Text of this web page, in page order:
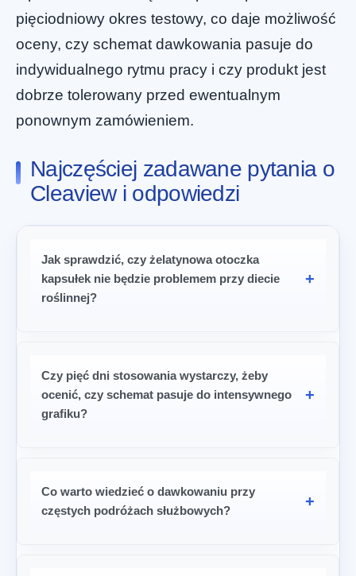
pięciodniowy okres testowy, co daje możliwość
oceny, czy schemat dawkowania pasuje do
indywidualnego rytmu pracy i czy produkt jest
dobrze tolerowany przed ewentualnym
ponownym zamówieniem.
Najczęściej zadawane pytania o
Cleaview i odpowiedzi
Jak sprawdzić, czy żelatynowa otoczka
kapsułek nie będzie problemem przy diecie
roślinnej?
Czy pięć dni stosowania wystarczy, żeby
ocenić, czy schemat pasuje do intensywnego
grafiku?
Co warto wiedzieć o dawkowaniu przy
częstych podróżach służbowych?